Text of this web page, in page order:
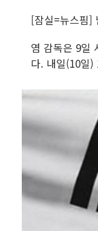
[잠실=뉴스핌]
염 감독은 9일
다. 내일(10일)